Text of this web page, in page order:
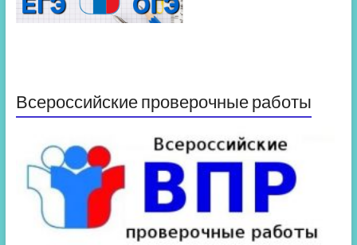
Всероссийские проверочные работы